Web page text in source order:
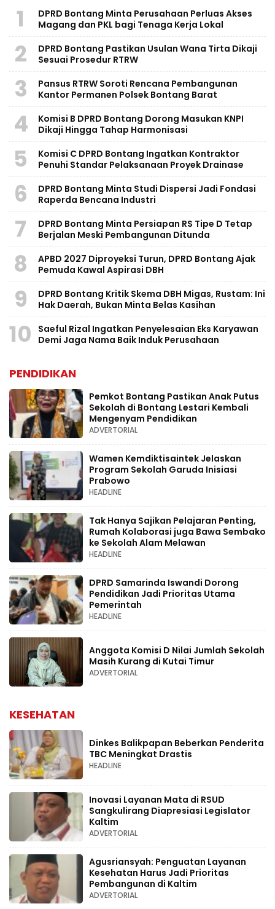
1
DPRD Bontang Minta Perusahaan Perluas Akses
Magang dan PKL bagi Tenaga Kerja Lokal
2
DPRD Bontang Pastikan Usulan Wana Tirta Dikaji
Sesuai Prosedur RTRW
3
Pansus RTRW Soroti Rencana Pembangunan
Kantor Permanen Polsek Bontang Barat
4
Komisi B DPRD Bontang Dorong Masukan KNPI
Dikaji Hingga Tahap Harmonisasi
5
Komisi C DPRD Bontang Ingatkan Kontraktor
Penuhi Standar Pelaksanaan Proyek Drainase
6
DPRD Bontang Minta Studi Dispersi Jadi Fondasi
Raperda Bencana Industri
7
DPRD Bontang Minta Persiapan RS Tipe D Tetap
Berjalan Meski Pembangunan Ditunda
8
APBD 2027 Diproyeksi Turun, DPRD Bontang Ajak
Pemuda Kawal Aspirasi DBH
9
DPRD Bontang Kritik Skema DBH Migas, Rustam: Ini
Hak Daerah, Bukan Minta Belas Kasihan
10
Saeful Rizal Ingatkan Penyelesaian Eks Karyawan
Demi Jaga Nama Baik Induk Perusahaan
PENDIDIKAN
Pemkot Bontang Pastikan Anak Putus
Sekolah di Bontang Lestari Kembali
Mengenyam Pendidikan
ADVERTORIAL
Wamen Kemdiktisaintek Jelaskan
Program Sekolah Garuda Inisiasi
Prabowo
HEADLINE
Tak Hanya Sajikan Pelajaran Penting,
Rumah Kolaborasi juga Bawa Sembako
ke Sekolah Alam Melawan
HEADLINE
DPRD Samarinda Iswandi Dorong
Pendidikan Jadi Prioritas Utama
Pemerintah
HEADLINE
Anggota Komisi D Nilai Jumlah Sekolah
Masih Kurang di Kutai Timur
ADVERTORIAL
KESEHATAN
Dinkes Balikpapan Beberkan Penderita
TBC Meningkat Drastis
HEADLINE
Inovasi Layanan Mata di RSUD
Sangkulirang Diapresiasi Legislator
Kaltim
ADVERTORIAL
Agusriansyah: Penguatan Layanan
Kesehatan Harus Jadi Prioritas
Pembangunan di Kaltim
ADVERTORIAL